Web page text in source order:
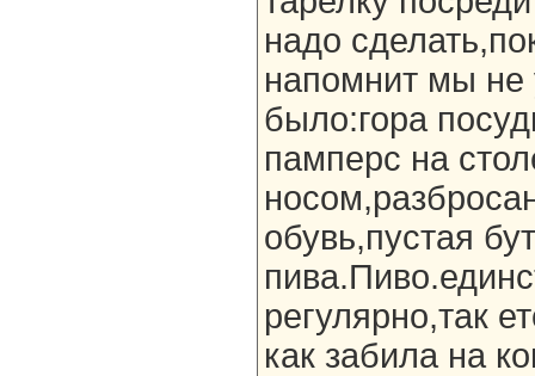
надо
напомнит мы не
было:гора
памперс на
обувь,пустая
регулярно,так
как забила на